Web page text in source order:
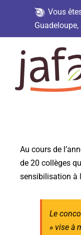
Vous
contenu
Jafa en action
Partenaires
Au cours de
de 20 collèges
sensibilisation à
Le
» vise à